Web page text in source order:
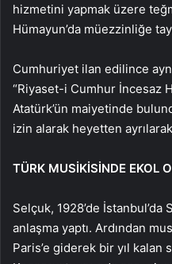
hizmetini yapmak üzere
Hümayun’da müezzinliğe
Cumhuriyet ilan edilince
“Riyaset-i Cumhur İncesaz
Atatürk’ün maiyetinde
izin alarak heyetten
TÜRK MUSİKİSİNDE EKOL
Selçuk, 1928’de
anlaşma yaptı. Ardından
Paris’e giderek bir yıl kalan